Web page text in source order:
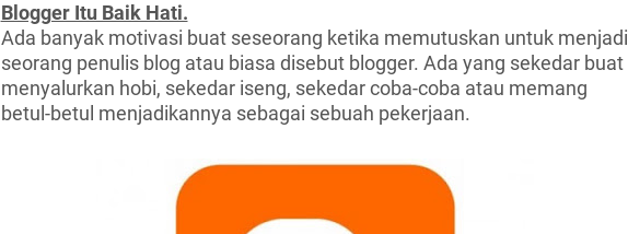
Blogger Itu Baik Hati.
Ada banyak motivasi buat seseorang ketika memutuskan untuk menjadi
seorang penulis blog atau biasa disebut blogger. Ada yang sekedar buat
menyalurkan hobi, sekedar iseng, sekedar coba-coba atau memang
betul-betul menjadikannya sebagai sebuah pekerjaan.